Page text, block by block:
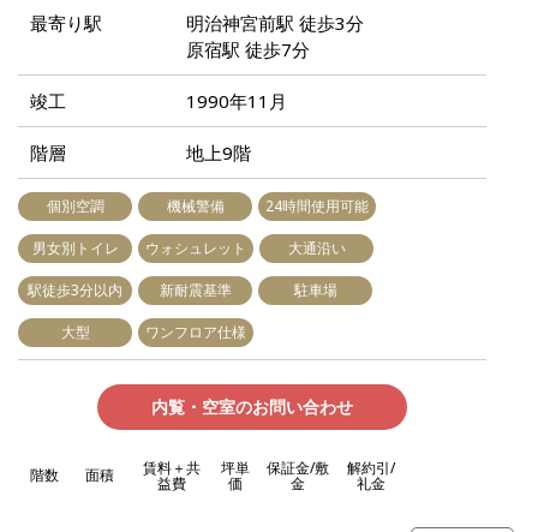
最寄り駅
明治神宮前駅 徒歩3分
原宿駅 徒歩7分
竣工 1990年11月
階層 地上9階
個別空調 機械警備 24時間使用可能
男女別トイレ ウォシュレット 大通沿い
駅徒歩3分以内 新耐震基準 駐車場
大型 ワンフロア仕様
内覧・空室のお問い合わせ
階数 面積 賃料＋共
益費
坪単
価
保証金/敷
金
解約引/
礼金